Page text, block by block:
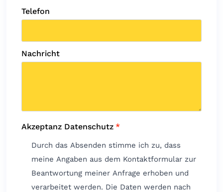
Telefon
Nachricht
Akzeptanz Datenschutz *
Durch das Absenden stimme ich zu, dass
meine Angaben aus dem Kontaktformular zur
Beantwortung meiner Anfrage erhoben und
verarbeitet werden. Die Daten werden nach